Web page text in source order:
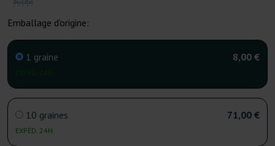
Emballage d'origine:
1 graine 8,00 €
10 graines
EXPÉD. 24H
71,00 €